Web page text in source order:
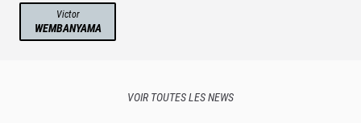
Victor
WEMBANYAMA
VOIR TOUTES LES NEWS